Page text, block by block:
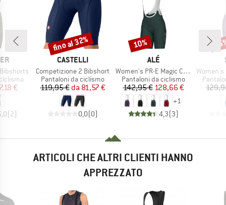
ridotto
€
(2)
MARCHIO
CASTELLI
Articolo
Competizione 2 Bibshort
Gruppo di prodotti
Pantaloni da ciclismo
Prezzo
119,95 € Prezzo ridotto
da 81,57 €
0,0(0)
Sconto
fino al 32%
MARCHIO
ALÉ
Articolo
Women's PR-E Magic Colour Bibshorts
Gruppo di prodotti
Pantaloni da ciclismo
Prezzo
142,95 €Prezzo ridotto
128,66 €
+1
4,3(3)
Sconto
10%
Articolo
Women's
ARTICOLI CHE ALTRI CLIENTI HANNO
APPREZZATO